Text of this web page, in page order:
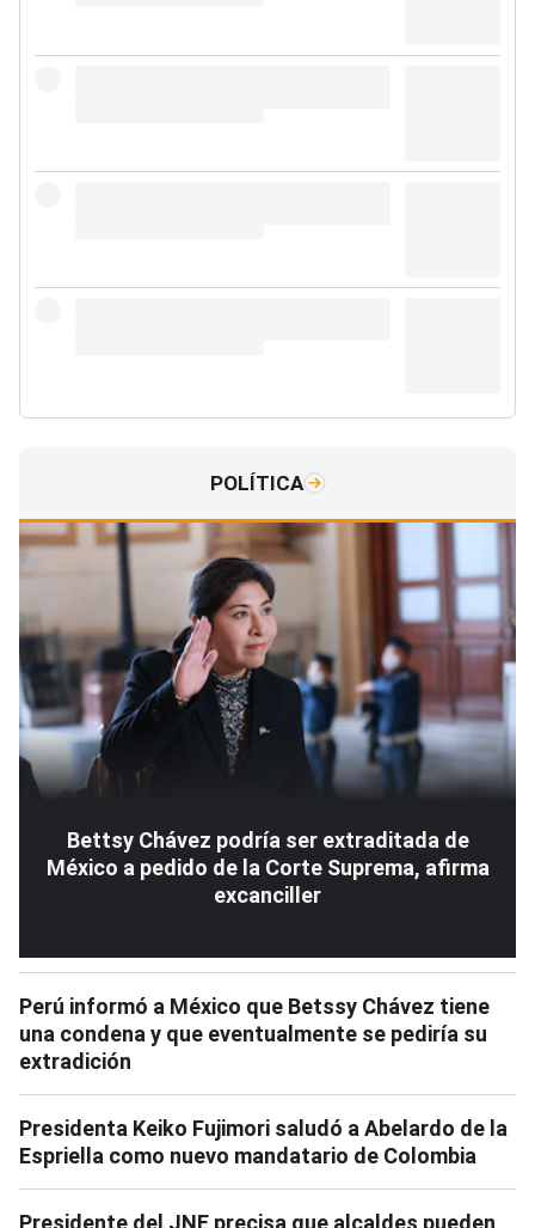
POLÍTICA
Bettsy Chávez podría ser extraditada de
México a pedido de la Corte Suprema, afirma
excanciller
Perú informó a México que Betssy Chávez tiene
una condena y que eventualmente se pediría su
extradición
Presidenta Keiko Fujimori saludó a Abelardo de la
Espriella como nuevo mandatario de Colombia
Presidente del JNE precisa que alcaldes pueden